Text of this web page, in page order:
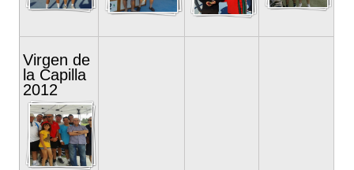
Virgen de
la Capilla
2012